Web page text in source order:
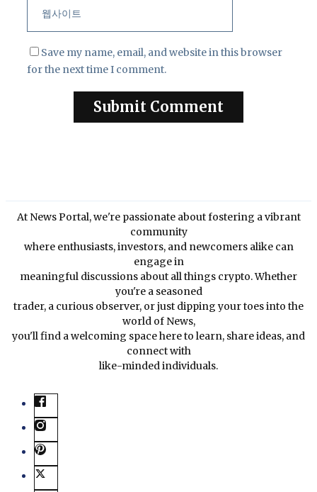
Save my name, email, and website in this browser
for the next time I comment.
At News Portal, we're passionate about fostering a vibrant
community
where enthusiasts, investors, and newcomers alike can
engage in
meaningful discussions about all things crypto. Whether
you're a seasoned
trader, a curious observer, or just dipping your toes into the
world of News,
you'll find a welcoming space here to learn, share ideas, and
connect with
like-minded individuals.